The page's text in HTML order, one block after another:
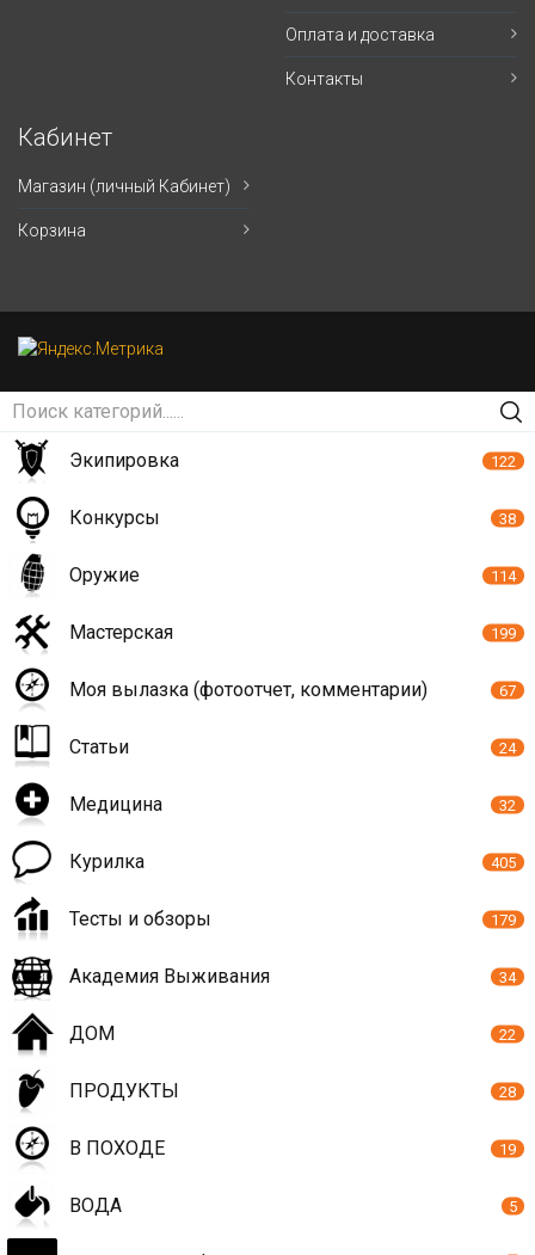
Оплата и доставка
Контакты
Кабинет
Магазин (личный Кабинет)
Корзина
Экипировка 122
Конкурсы 38
Оружие 114
Мастерская 199
Моя вылазка (фотоотчет, комментарии) 67
Статьи 24
Медицина 32
Курилка 405
Тесты и обзоры 179
Академия Выживания 34
ДОМ 22
ПРОДУКТЫ 28
В ПОХОДЕ 19
ВОДА 5